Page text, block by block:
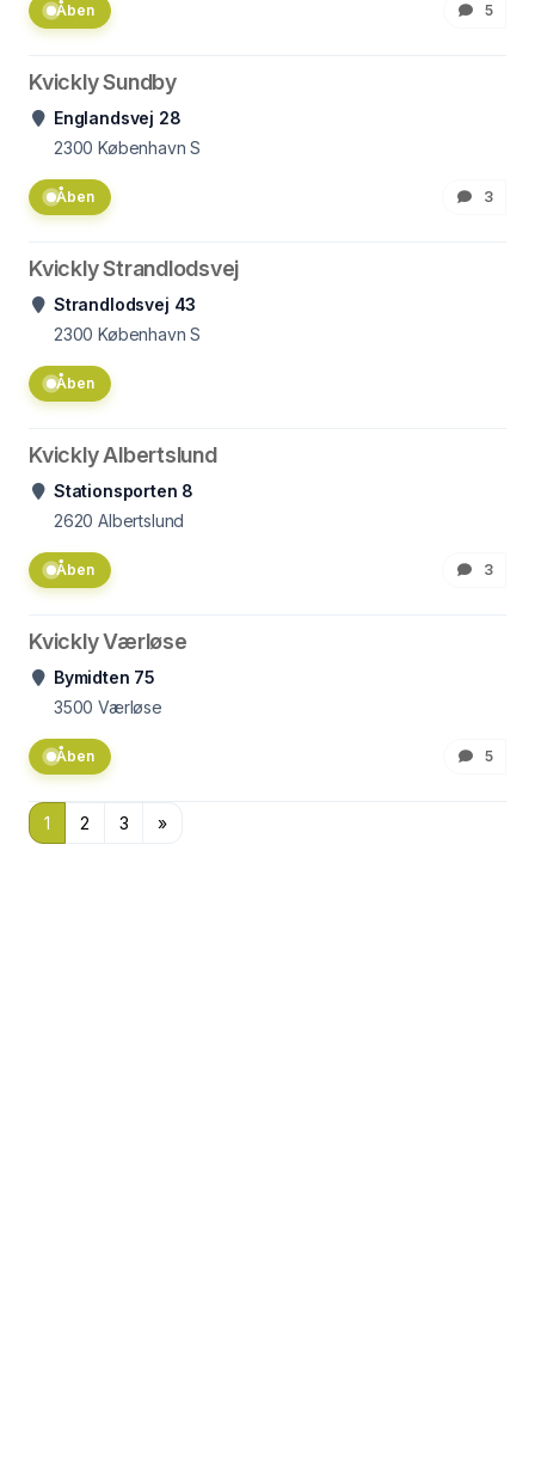
Åben 5
Kvickly Sundby
Englandsvej 28
2300 København S
Åben 3
Kvickly Strandlodsvej
Strandlodsvej 43
2300 København S
Åben
Kvickly Albertslund
Stationsporten 8
2620 Albertslund
Åben 3
Kvickly Værløse
Bymidten 75
3500 Værløse
Åben 5
1 2 3 »